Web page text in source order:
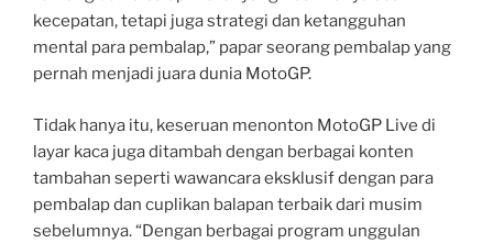
kecepatan, tetapi juga strategi dan ketangguhan
mental para pembalap,” papar seorang pembalap yang
pernah menjadi juara dunia MotoGP.
Tidak hanya itu, keseruan menonton MotoGP Live di
layar kaca juga ditambah dengan berbagai konten
tambahan seperti wawancara eksklusif dengan para
pembalap dan cuplikan balapan terbaik dari musim
sebelumnya. “Dengan berbagai program unggulan